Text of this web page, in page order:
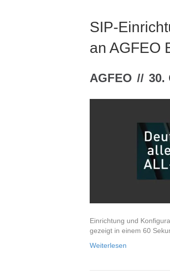
SIP-
an AGFEO
AGFEO // 30.
Einrichtung und
gezeigt in einem 60
Weiterlesen